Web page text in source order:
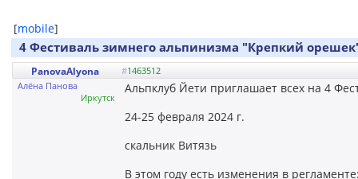
[mobile]
4 Фестиваль зимнего альпинизма "Крепкий
PanovaAlyona #1463512
Алёна Панова
Иркутск
Альпклуб Йети приглашает всех на 4
24-25 февраля 2024 г.
скальник Витязь
В этом году есть изменения в